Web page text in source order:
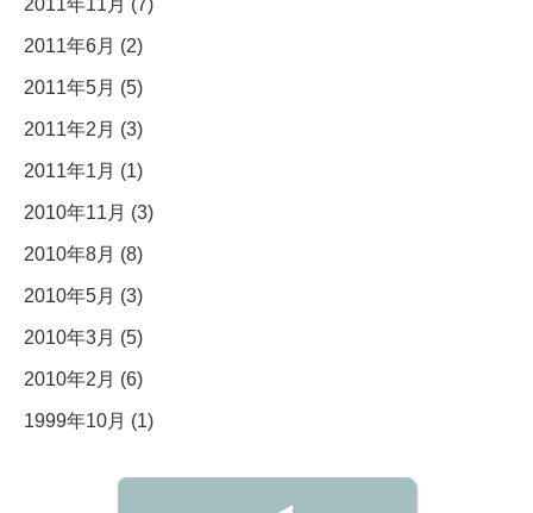
2011年11月 (7)
2011年6月 (2)
2011年5月 (5)
2011年2月 (3)
2011年1月 (1)
2010年11月 (3)
2010年8月 (8)
2010年5月 (3)
2010年3月 (5)
2010年2月 (6)
1999年10月 (1)